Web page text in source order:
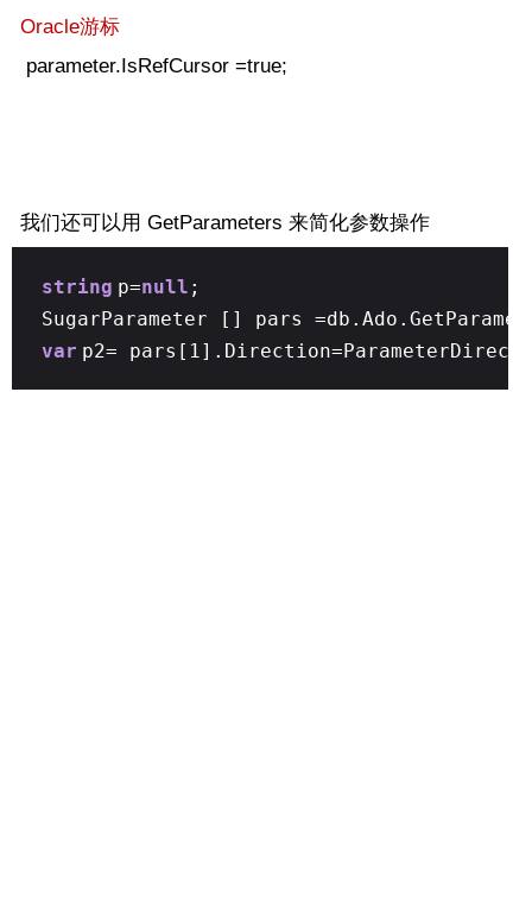
Oracle游标
parameter.IsRefCursor =true;
我们还可以用 GetParameters 来简化参数操作
string p=null ;
SugarParameter [] pars
var p2=